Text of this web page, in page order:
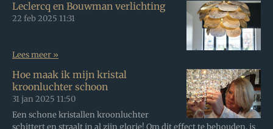
Leclercq en Bouwman verlichting
22 feb 2025 11:31
Lees meer »
Hoe maak ik mijn kristal
kroonluchter schoon
31 jan 2025 11:50
Een schone kristallen kroonluchter